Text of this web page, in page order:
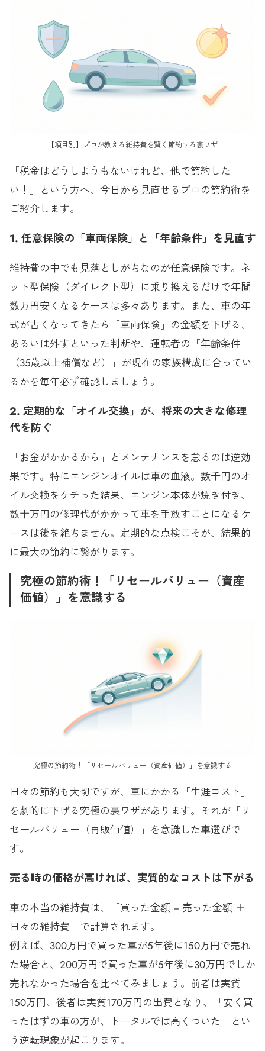
【項目別】プロが教える維持費を賢く節約する裏ワザ
「税金はどうしようもないけれど、他で節約した
い！」という方へ、今日から見直せるプロの節約術を
ご紹介します。
1. 任意保険の「車両保険」と「年齢条件」を見直す
維持費の中でも見落としがちなのが任意保険です。ネ
ット型保険（ダイレクト型）に乗り換えるだけで年間
数万円安くなるケースは多々あります。また、車の年
式が古くなってきたら「車両保険」の金額を下げる、
あるいは外すといった判断や、運転者の「年齢条件
（35歳以上補償など）」が現在の家族構成に合ってい
るかを毎年必ず確認しましょう。
2. 定期的な「オイル交換」が、将来の大きな修理
代を防ぐ
「お金がかかるから」とメンテナンスを怠るのは逆効
果です。特にエンジンオイルは車の血液。数千円のオ
イル交換をケチった結果、エンジン本体が焼き付き、
数十万円の修理代がかかって車を手放すことになるケ
ースは後を絶ちません。定期的な点検こそが、結果的
に最大の節約に繋がります。
究極の節約術！「リセールバリュー（資産
価値）」を意識する
究極の節約術！「リセールバリュー（資産価値）」を意識する
日々の節約も大切ですが、車にかかる「生涯コスト」
を劇的に下げる究極の裏ワザがあります。それが「リ
セールバリュー（再販価値）」を意識した車選びで
す。
売る時の価格が高ければ、実質的なコストは下がる
車の本当の維持費は、「買った金額 − 売った金額 ＋
日々の維持費」で計算されます。
例えば、300万円で買った車が5年後に150万円で売れ
た場合と、200万円で買った車が5年後に30万円でしか
売れなかった場合を比べてみましょう。前者は実質
150万円、後者は実質170万円の出費となり、「安く買
ったはずの車の方が、トータルでは高くついた」とい
う逆転現象が起こります。